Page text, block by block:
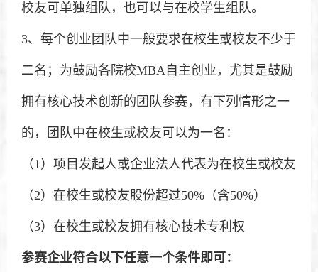
校友可单独组队，也可以与在校学生组队。
3、每个创业团队中一般要求在校生或校友不少于
二名；为鼓励各院校MBA自主创业，尤其是鼓励
拥有核心技术创新的团队参赛，有下列情形之一
的，团队中在校生或校友可以为一名：
（1）项目发起人或企业法人代表为在校生或校友
（2）在校生或校友股份超过50%（含50%）
（3）在校生或校友拥有核心技术专利权
参赛企业符合以下任意一个条件即可：